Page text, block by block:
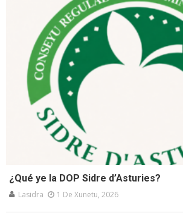
¿Qué ye la DOP Sidre d’Asturies?
Lasidra 1 De Xunetu, 2026